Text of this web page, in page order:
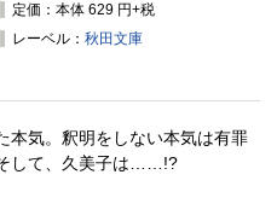
定価：本体 629 円+税
レーベル： 秋田文庫
本気。釈明をしない本気は有罪
して、久美子は……!?